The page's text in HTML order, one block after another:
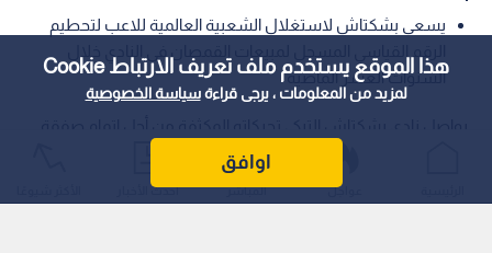
هذا الموقع يستخدم ملف تعريف الارتباط Cookie
لمزيد من المعلومات ، يرجى قراءةسياسة الخصوصية
اوافق
يسعى بشكتاش لاستغلال الشعبية العالمية للاعب لتحطيم
السنوات العشر الماضية
التعاقد مع النجم الممصري محمد صلاح، في ظل رغبة إدارة النادي
بقيادة الرئيس سردال أدالي والمدرب فينتشينزو إيتاليانو في إبرام
صفقة تاريخية تستهدف تحقيق أرباح مالية ورياضية ضخمة.
عواجل المباشر أحدث الأخبار